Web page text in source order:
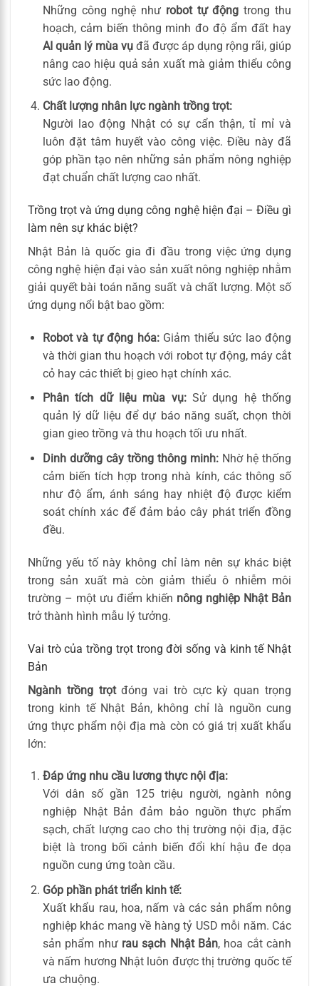
Những công nghệ như robot tự động trong thu
hoạch, cảm biến thông minh đo độ ẩm đất hay
AI quản lý mùa vụđã được áp dụng rộng rãi, giúp
nâng cao hiệu quả sản xuất mà giảm thiểu công
sức lao động.
Chất lượng nhân lực ngành trồng trọt:
Người lao động Nhật có sự cẩn thận, tỉ mỉ và
luôn đặt tâm huyết vào công việc. Điều này đã
góp phần tạo nên những sản phẩm nông nghiệp
đạt chuẩn chất lượng cao nhất.
Trồng trọt và ứng dụng công nghệ hiện đại – Điều gì
làm nên sự khác biệt?
Nhật Bản là quốc gia đi đầu trong việc ứng dụng
công nghệ hiện đại vào sản xuất nông nghiệp nhằm
giải quyết bài toán năng suất và chất lượng. Một số
ứng dụng nổi bật bao gồm:
Robot và tự động hóa:Giảm thiểu sức lao động
và thời gian thu hoạch với robot tự động, máy cắt
cỏ hay các thiết bị gieo hạt chính xác.
Phân tích dữ liệu mùa vụ:Sử dụng hệ thống
quản lý dữ liệu để dự báo năng suất, chọn thời
gian gieo trồng và thu hoạch tối ưu nhất.
Dinh dưỡng cây trồng thông minh:Nhờ hệ thống
cảm biến tích hợp trong nhà kính, các thông số
như độ ẩm, ánh sáng hay nhiệt độ được kiểm
soát chính xác để đảm bảo cây phát triển đồng
đều.
Những yếu tố này không chỉ làm nên sự khác biệt
trong sản xuất mà còn giảm thiểu ô nhiễm môi
trường – một ưu điểm khiến nông nghiệp Nhật Bản
trở thành hình mẫu lý tưởng.
Vai trò của trồng trọt trong đời sống và kinh tế Nhật
Bản
Ngành trồng trọtđóng vai trò cực kỳ quan trọng
trong kinh tế Nhật Bản, không chỉ là nguồn cung
ứng thực phẩm nội địa mà còn có giá trị xuất khẩu
lớn:
Đáp ứng nhu cầu lương thực nội địa:
Với dân số gần 125 triệu người, ngành nông
nghiệp Nhật Bản đảm bảo nguồn thực phẩm
sạch, chất lượng cao cho thị trường nội địa, đặc
biệt là trong bối cảnh biến đổi khí hậu đe dọa
nguồn cung ứng toàn cầu.
Góp phần phát triển kinh tế:
Xuất khẩu rau, hoa, nấm và các sản phẩm nông
nghiệp khác mang về hàng tỷ USD mỗi năm. Các
sản phẩm như rau sạch Nhật Bản, hoa cắt cành
và nấm hương Nhật luôn được thị trường quốc tế
ưa chuộng.